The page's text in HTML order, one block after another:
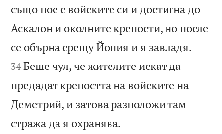
също пое с войските си и достигна до
Аскалон и околните крепости, но после
се обърна срещу Йопия и я завладя.
34 Беше чул, че жителите искат да
предадат крепостта на войските на
Деметрий, и затова разположи там
стража да я охранява.